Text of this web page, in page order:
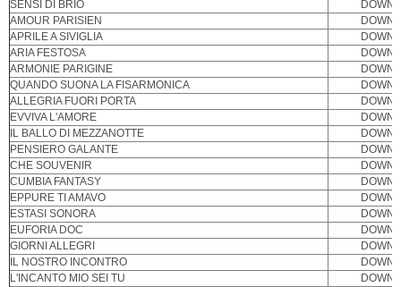
SENSI DI BRIO
AMOUR PARISIEN
APRILE A SIVIGLIA
ARIA FESTOSA
ARMONIE PARIGINE
QUANDO SUONA LA FISARMONICA
ALLEGRIA FUORI PORTA
EVVIVA L'AMORE
IL BALLO DI MEZZANOTTE
PENSIERO GALANTE
CHE SOUVENIR
CUMBIA FANTASY
EPPURE TI AMAVO
ESTASI SONORA
EUFORIA DOC
GIORNI ALLEGRI
IL NOSTRO INCONTRO
L'INCANTO MIO SEI TU